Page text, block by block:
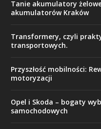
Tanie akumulatory
akumulatorów Kraków
Transformery, czyli
transportowych.
Przyszłość mobilności:
motoryzacji
Opel i Skoda – bogaty
samochodowych